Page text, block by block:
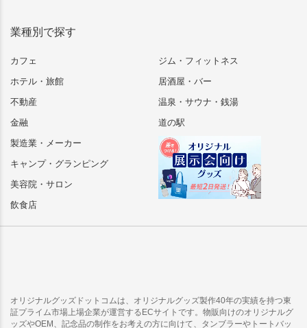
業種別で探す
カフェ
ホテル・旅館
不動産
金融
製造業・メーカー
キャンプ・グランピング
美容院・サロン
飲食店
ジム・フィットネス
居酒屋・バー
温泉・サウナ・銭湯
道の駅
オリジナルグッズドットコムは、オリジナルグッズ製作40年の実績を持つ東
証プライム市場上場企業が運営するECサイトです。物販向けのオリジナルグ
ッズやOEM、記念品の制作をお考えの方に向けて、タンブラーやトートバッ